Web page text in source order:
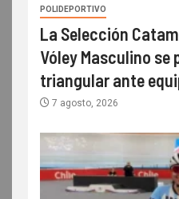
POLIDEPORTIVO
La Selección
Vóley Masculino se
triangular ante
7 agosto, 2026